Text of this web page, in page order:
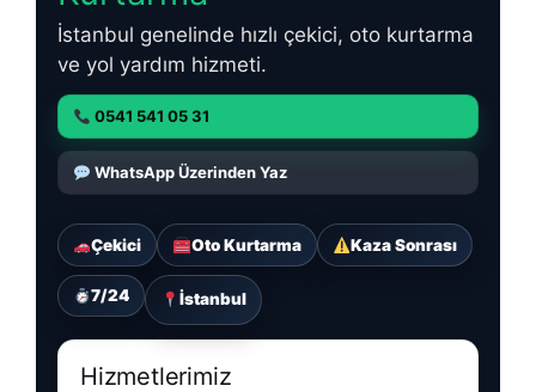
İstanbul genelinde hızlı çekici, oto kurtarma
ve yol yardım hizmeti.
0541 541 05 31
WhatsApp Üzerinden Yaz
Çekici Oto Kurtarma Kaza Sonrası
7/24 İstanbul
Hizmetlerimiz